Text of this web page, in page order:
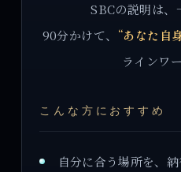
SBCの説明は、
90分かけて、 “あなた自
ラインワ
こんな方におすすめ
自分に合う場所を、